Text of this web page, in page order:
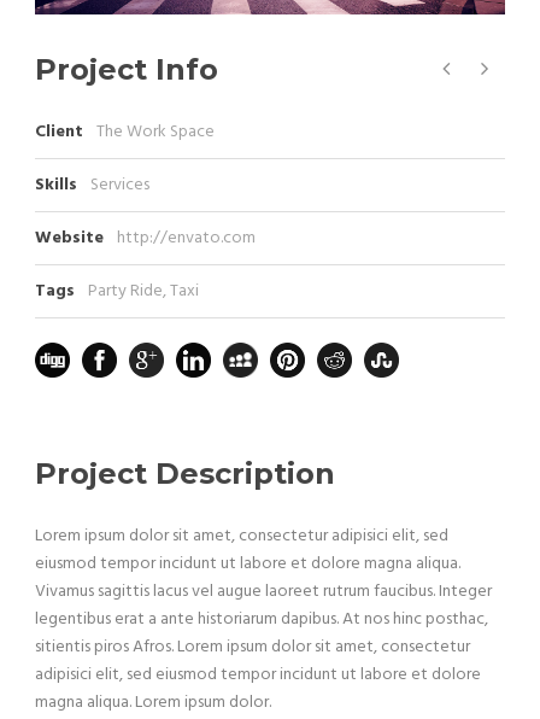
Project Info
Client The Work Space
Skills Services
Website http://envato.com
Tags Party Ride,Taxi
Project Description
Lorem ipsum dolor sit amet, consectetur adipisici elit, sed
eiusmod tempor incidunt ut labore et dolore magna aliqua.
Vivamus sagittis lacus vel augue laoreet rutrum faucibus. Integer
legentibus erat a ante historiarum dapibus. At nos hinc posthac,
sitientis piros Afros. Lorem ipsum dolor sit amet, consectetur
adipisici elit, sed eiusmod tempor incidunt ut labore et dolore
magna aliqua. Lorem ipsum dolor.